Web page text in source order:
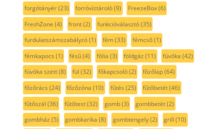
forgótányér(23) forróvíztároló(9) FreezeBox(6)
FreshZone (4) front(2) funkcióválasztó(35)
furdulatszámszabályzó(1) fém(33) fémcső(1)
fémkapocs (1) fésű(4) fólia (3) földgáz (11) fúvóka (42)
fúvóka szett(8) fül (32) főkapcsoló(2) főzőlap(64)
főzőrács (24) főzőzóna (10) fűtés (25) fűtőbetét(46)
fűtőszál (36) fűtőtest(32) gomb(3) gombbetét(2)
gombház (5) gombkarika (8) gombtengely(2) grill (10)